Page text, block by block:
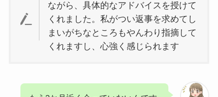
ながら、具体的なアドバイスを授けて
くれました。私がつい返事を求めてし
まいがちなところもやんわり指摘して
くれますし、心強く感じられます